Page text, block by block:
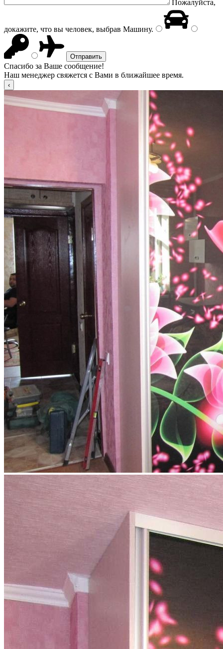
Пожалуйста,
докажите, что вы человек, выбрав Машину.
Спасибо за Ваше сообщение!
Наш менеджер свяжется с Вами в ближайшее время.